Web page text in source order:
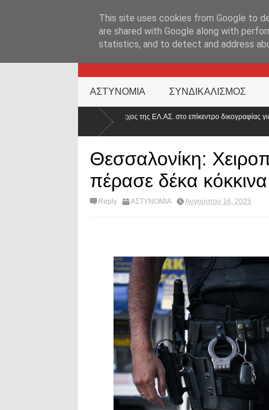
KATEHACKER
ΑΣΤΥΝΟΜΙΑ ΣΥΝΔΙΚΑΛΙΣΜΟΣ
της ΕΛ.ΑΣ. στο επίκεντρο δικογραφίας για ρευματοκλοπή – Όταν η
Θεσσαλονίκη:
πέρασε δέκα
Reply ΑΣΤΥΝΟΜΙΑ Αυγούστου 16, 2025
This site uses cookies from Google to
are shared with Google along with
statistics, and to detect and address